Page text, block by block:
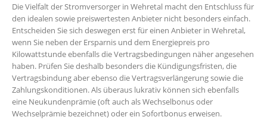
Die Vielfalt der Stromversorger in Wehretal macht den Entschluss für
den idealen sowie preiswertesten Anbieter nicht besonders einfach.
Entscheiden Sie sich deswegen erst für einen Anbieter in Wehretal,
wenn Sie neben der Ersparnis und dem Energiepreis pro
Kilowattstunde ebenfalls die Vertragsbedingungen näher angesehen
haben. Prüfen Sie deshalb besonders die Kündigungsfristen, die
Vertragsbindung aber ebenso die Vertragsverlängerung sowie die
Zahlungskonditionen. Als überaus lukrativ können sich ebenfalls
eine Neukundenprämie (oft auch als Wechselbonus oder
Wechselprämie bezeichnet) oder ein Sofortbonus erweisen.